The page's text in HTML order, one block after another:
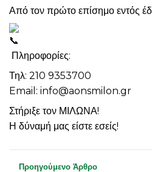
Από τον πρώτο επίσημο εντός
Πληροφορίες:
Τηλ: 210 9353700
Email: info@aonsmilon.gr
Στήριξε τον ΜΙΛΩΝΑ!
Η δύναμή μας είστε εσείς!
Προηγούμενο Άρθρο